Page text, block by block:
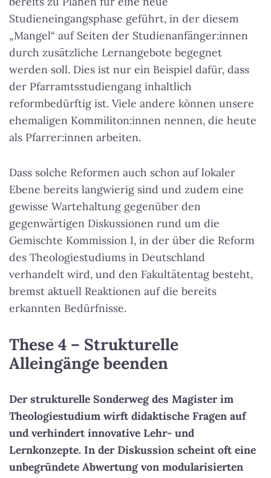
Studieneingangsphase geführt, in der diesem
„Mangel“ auf Seiten der Studienanfänger:innen
durch zusätzliche Lernangebote begegnet
werden soll. Dies ist nur ein Beispiel dafür, dass
der Pfarramtsstudiengang inhaltlich
reformbedürftig ist. Viele andere können unsere
ehemaligen Kommiliton:innen nennen, die heute
als Pfarrer:innen arbeiten.
Dass solche Reformen auch schon auf lokaler
Ebene bereits langwierig sind und zudem eine
gewisse Wartehaltung gegenüber den
gegenwärtigen Diskussionen rund um die
Gemischte Kommission I, in der über die Reform
des Theologiestudiums in Deutschland
verhandelt wird, und den Fakultätentag besteht,
bremst aktuell Reaktionen auf die bereits
erkannten Bedürfnisse.
These 4 – Strukturelle
Alleingänge beenden
Der strukturelle Sonderweg des Magister im
Theologiestudium wirft didaktische Fragen auf
und verhindert innovative Lehr- und
Lernkonzepte. In der Diskussion scheint oft eine
unbegründete Abwertung von modularisierten